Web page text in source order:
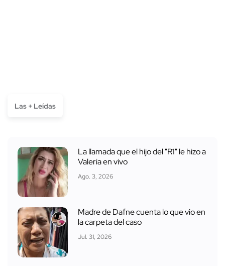
Las + Leídas
La llamada que el hijo del "R1" le hizo a
Valeria en vivo
Ago. 3, 2026
Madre de Dafne cuenta lo que vio en
la carpeta del caso
Jul. 31, 2026